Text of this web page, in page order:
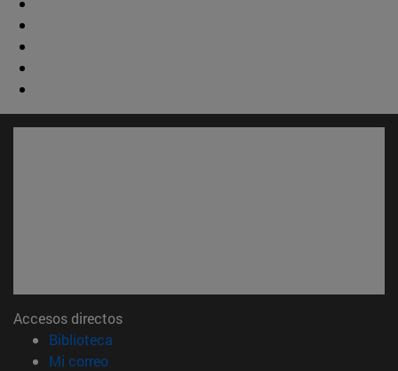
Accesos directos
Biblioteca
Mi correo(abre en nueva ventana)